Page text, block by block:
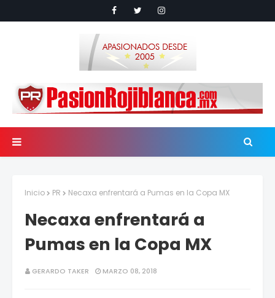
Inicio PR Necaxa enfrentará a Pumas en la Copa MX
Necaxa enfrentará a
Pumas en la Copa MX
GERARDO TAKER MARZO 08, 2018